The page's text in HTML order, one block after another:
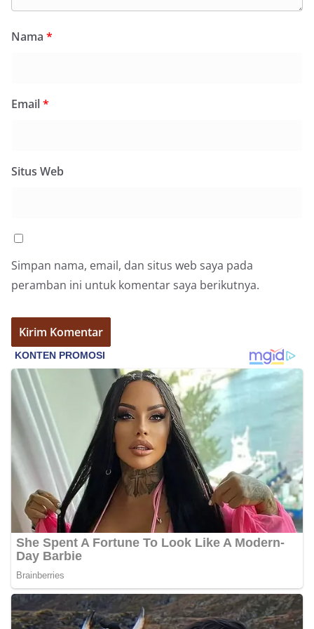
bendera dengan benar merupakan salah satu
agar warga memperhatikan kondisi bendera yang
warning) guna mengantisipasi potensi gangguan
keamanan dan ketertiban masyarakat
(Kamtibmas) di lingkungan tempat tinggal warga.
awal terkait situasi sosial, potensi kerawanan,
maupun hal-hal yang dapat mengganggu
kondusivitas wilayah, khususnya menjelang
perayaan HUT Kemerdekaan RI yang biasanya
diwarnai dengan berbagai kegiatan dan
keramaian warga.‎‎Dengan adanya deteksi dini ini,
diharapkan potensi gangguan keamanan dapat
diantisipasi sejak awal sehingga situasi di
Kelurahan Sunggal tetap terjaga aman, tertib,
dan kondusif hingga puncak perayaan HUT
Kemerdekaan RI berlangsung.‎‎Wujud Kedekatan
Polri dengan Masyarakat‎Kegiatan sambang Door
to Door System ini merupakan salah satu bentuk
implementasi program Polri Presisi yang
mengedepankan kehadiran dan kedekatan
personel Kepolisian dengan masyarakat. Melalui
kegiatan semacam ini, Bhabinkamtibmas tidak
hanya berperan sebagai penyampai informasi
dan imbauan, tetapi juga sebagai mitra
masyarakat dalam menjaga keamanan lingkungan
secara bersama-sama.‎‎Kehadiran
Nama *
Email*
Situs Web
Simpan nama, email, dan situs web saya pada
peramban ini untuk komentar saya berikutnya.